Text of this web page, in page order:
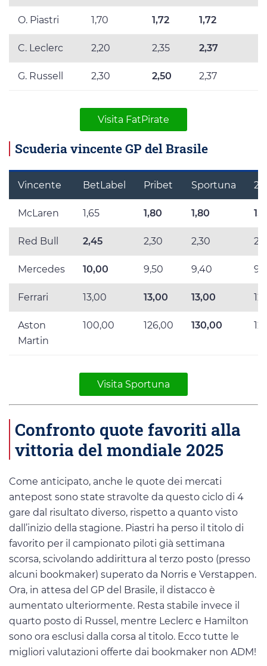
O. Piastri 1,70 1,72 1,72
C. Leclerc 2,20 2,35 2,37
G. Russell 2,30 2,50 2,37
Visita FatPirate
Scuderia vincente GP del Brasile
Vincente BetLabel Pribet Sportuna
McLaren 1,65 1,80 1,80
Red Bull 2,45 2,30 2,30
Mercedes 10,00 9,50 9,40
Ferrari 13,00 13,00 13,00
Aston
Martin
100,00 126,00 130,00
Visita Sportuna
Confronto quote favoriti alla
vittoria del mondiale 2025
Come anticipato, anche le quote dei mercati
antepost sono state stravolte da questo ciclo di 4
gare dal risultato diverso, rispetto a quanto visto
dall’inizio della stagione. Piastri ha perso il titolo di
favorito per il campionato piloti già settimana
scorsa, scivolando addirittura al terzo posto (presso
alcuni bookmaker) superato da Norris e Verstappen.
Ora, in attesa del GP del Brasile, il distacco è
aumentato ulteriormente. Resta stabile invece il
quarto posto di Russel, mentre Leclerc e Hamilton
sono ora esclusi dalla corsa al titolo. Ecco tutte le
migliori valutazioni offerte dai bookmaker non ADM!